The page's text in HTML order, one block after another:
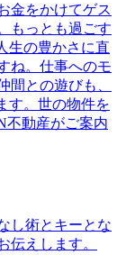
金をかけてゲス
もっとも過ごす
生の豊かさに直
ね。仕事へのモ
間との遊びも、
す。世の物件を
不動産がご案内
し術とキーとな
伝えします。